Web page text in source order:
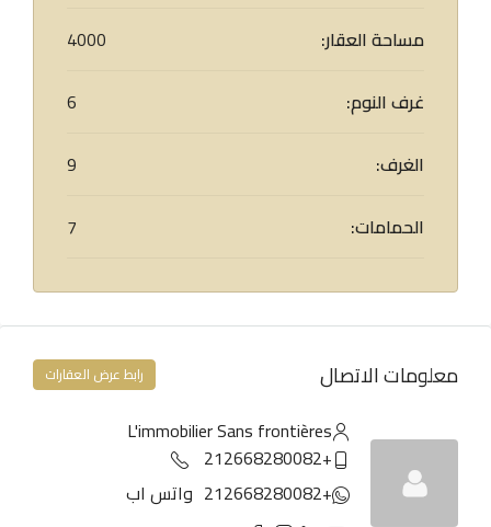
مساحة العقار:
4000
غرف النوم:
6
الغرف:
9
الحمامات:
7
معلومات الاتصال رابط عرض العقارات
L'immobilier Sans frontières
+212668280082
+212668280082
واتس اب